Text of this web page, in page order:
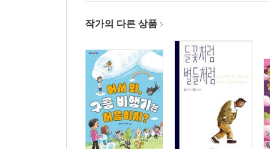
작가의 다른 상품